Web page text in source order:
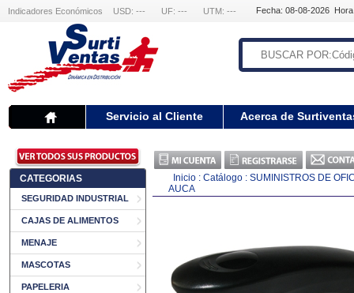
Indicadores Económicos USD: --- UF: --- UTM: --- Fecha: 08-08-2026
Servicio al Cliente Acerca de
CATEGORIAS
SEGURIDAD INDUSTRIAL
CAJAS DE ALIMENTOS
MENAJE
MASCOTAS
PAPELERIA
Inicio : Catálogo : SUMINISTROS DE
AUCA